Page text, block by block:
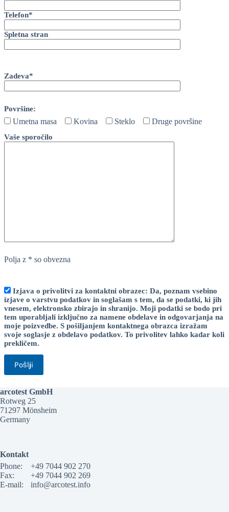
Telefon*
Spletna stran
Zadeva*
Površine:
Umetna masa Kovina Steklo Druge površine
Vaše sporočilo
Polja z * so obvezna
Izjava o privolitvi za kontaktni obrazec: Da, poznam vsebino
izjave o varstvu podatkov in soglašam s tem, da se podatki, ki jih
vnesem, elektronsko zbirajo in shranijo. Moji podatki se bodo pri
tem uporabljali izključno za namene obdelave in odgovarjanja na
moje poizvedbe. S pošiljanjem kontaktnega obrazca izražam
svoje soglasje z obdelavo podatkov. To privolitev lahko kadar koli
prekličem.
arcotest GmbH
Rotweg 25
71297 Mönsheim
Germany
Kontakt
Phone:
+49 7044 902 270
Fax:
+49 7044 902 269
E-mail:
info@arcotest.info